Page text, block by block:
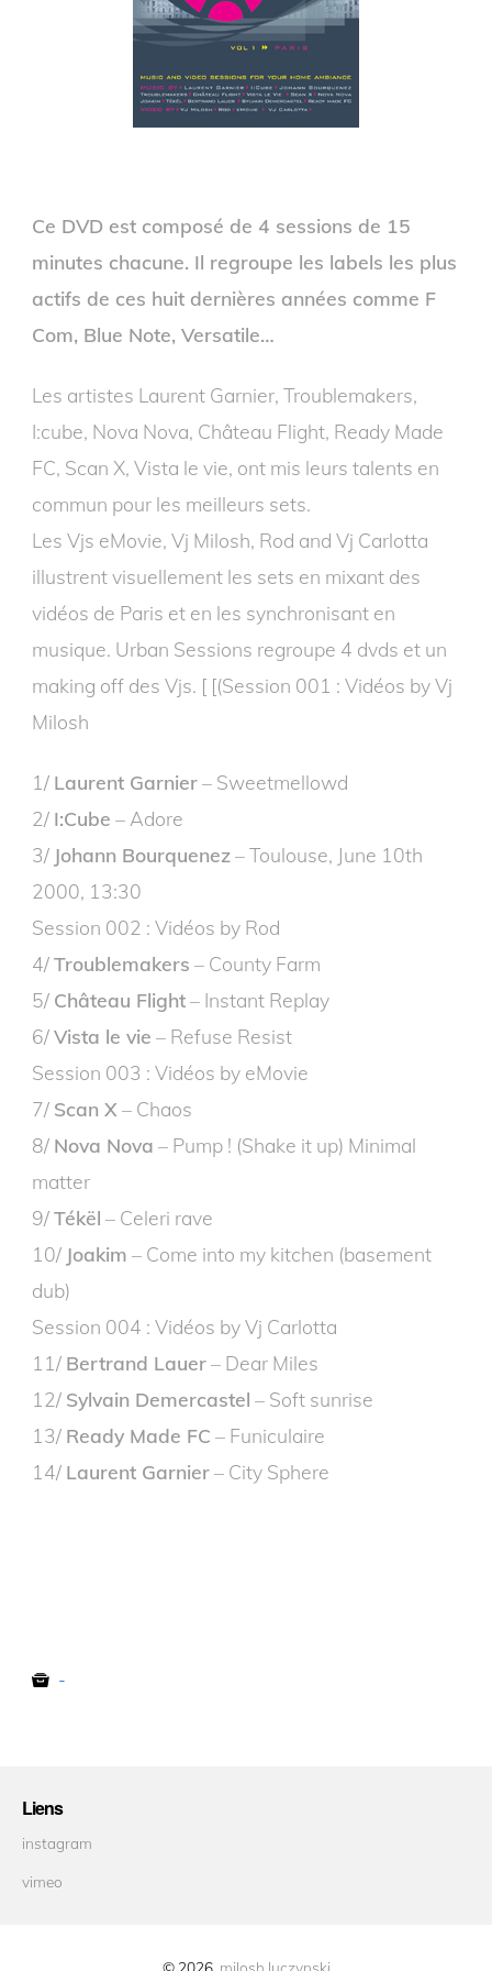
Ce DVD est composé de 4 sessions de 15
minutes chacune. Il regroupe les labels les plus
actifs de ces huit dernières années comme F
Com, Blue Note, Versatile…
Les artistes Laurent Garnier, Troublemakers,
I:cube, Nova Nova, Château Flight, Ready Made
FC, Scan X, Vista le vie, ont mis leurs talents en
commun pour les meilleurs sets.
Les Vjs eMovie, Vj Milosh, Rod and Vj Carlotta
illustrent visuellement les sets en mixant des
vidéos de Paris et en les synchronisant en
musique. Urban Sessions regroupe 4 dvds et un
making off des Vjs. [ [(Session 001 : Vidéos by Vj
Milosh
1/ Laurent Garnier– Sweetmellowd
2/ I:Cube – Adore
3/ Johann Bourquenez– Toulouse, June 10th
2000, 13:30
Session 002 : Vidéos by Rod
4/Troublemakers – County Farm
5/ Château Flight– Instant Replay
6/Vista le vie – Refuse Resist
Session 003 : Vidéos by eMovie
7/ Scan X– Chaos
8/ Nova Nova – Pump ! (Shake it up) Minimal
matter
9/Tékël – Celeri rave
10/ Joakim – Come into my kitchen (basement
dub)
Session 004 : Vidéos by Vj Carlotta
11/ Bertrand Lauer– Dear Miles
12/ Sylvain Demercastel – Soft sunrise
13/ Ready Made FC – Funiculaire
14/ Laurent Garnier– City Sphere
-
Liens
instagram
vimeo